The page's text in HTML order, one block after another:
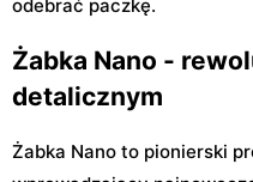
odebrać paczkę.
Żabka Nano -
detalicznym
Żabka Nano to pionierski